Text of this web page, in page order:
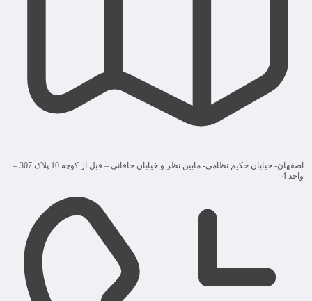
اصفهان- خیابان حکیم نظامی- مابین نظر و خیابان خاقانی – قبل از کوچه 10 پلاک 307 –
واحد 4